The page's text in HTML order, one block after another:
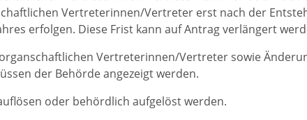
Vertreterinnen/Vertreter erst nach der
erfolgen. Diese Frist kann auf Antrag verlängert
Vertreterinnen/Vertreter sowie
der Behörde angezeigt werden.
oder behördlich aufgelöst werden.